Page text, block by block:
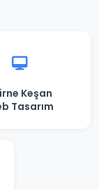
Keşan
Tasarım